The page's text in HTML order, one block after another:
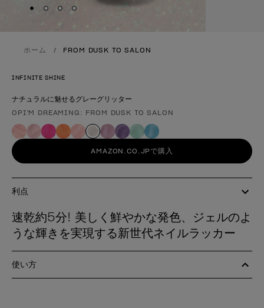
Skip to slide
Skip to slide
Skip to slide
Skip to slide
ホーム FROM DUSK TO SALON
INFINITE SHINE
ナチュラルに魅せるグレーグリッター
製品形態
OPI'M DREAMING: FROM DUSK TO SALON
AMAZON.CO.JPで購入
利点
速乾約5分! 美しく鮮やかな発色、ジェルのよ
うな輝きを実現する新世代ネイルラッカー
使い方